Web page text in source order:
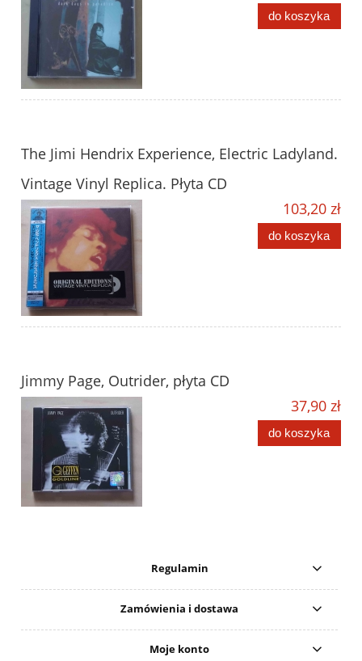
do koszyka
The Jimi Hendrix Experience, Electric Ladyland.
Vintage Vinyl Replica. Płyta CD
103,20 zł
do koszyka
Jimmy Page, Outrider, płyta CD
37,90 zł
do koszyka
Regulamin
Zamówienia i dostawa
Moje konto